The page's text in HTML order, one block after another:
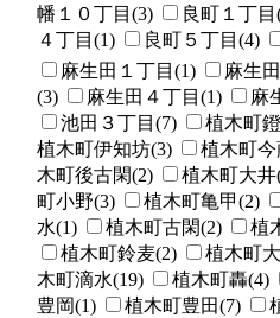
幡１０丁目(3)
良町１丁目
４丁目(1)
良町５丁目(4)
麻生田１丁目(1) 麻生
(3)
麻生田４丁目(1) 麻
池田３丁目(7)
植木町
植木町伊知坊(3)
植木町今
木町後古閑(2)
植木町大井
町小野(3)
植木町亀甲(2)
水(1)
植木町古閑(2) 植
植木町鈴麦(2)
植木町
木町滴水(19)
植木町轟(4)
豊岡(1)
植木町豊田(7)